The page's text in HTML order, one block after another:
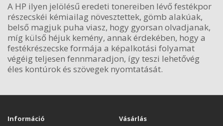
A HP ilyen jelölésű eredeti tonereiben lévő festékpor
részecskéi kémiailag növesztettek, gömb alakúak,
belső magjuk puha viasz, hogy gyorsan olvadjanak,
míg külső héjuk kemény, annak érdekében, hogy a
festékrészecske formája a képalkotási folyamat
végéig teljesen fennmaradjon, így teszi lehetővég
éles kontúrok és szövegek nyomtatását.
Információ Vásárlás